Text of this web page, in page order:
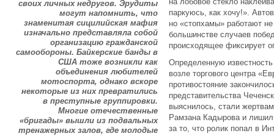
своих личных недругов. Эрудиты
могут напомнить, что
знаменитая сицилийская мафия
изначально представляла собой
организацию гражданской
самообороны. Байкерские банды в
США тоже возникли как
объединения любителей
мотоспорта, однако вскоре
некоторые из них превратились
в преступные группировки.
Многие отечественные
«бригады» вышли из подвальных
тренажерных залов, где молодые
паркуюсь, как хочу!».
но «стопхамы» работают
большинстве случаев
происходящее фиксирует
Определенную
возле торгового центра
противостояние
представительства
выяснилось, стали
Рамзана Кадырова и
за то, что ролик попал в